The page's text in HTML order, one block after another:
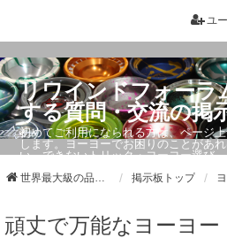
ユ
リワインドフォーラ
する質問・交流の掲
初めてご利用になられる方は、ページ
します。ヨーヨーでお困りのことがあ
い。できないトリック・ヨーヨー選び
世界最大級の品ぞろえ ヨーヨーストア「リワインド」 掲示板トップ
頑丈で万能なヨーヨー